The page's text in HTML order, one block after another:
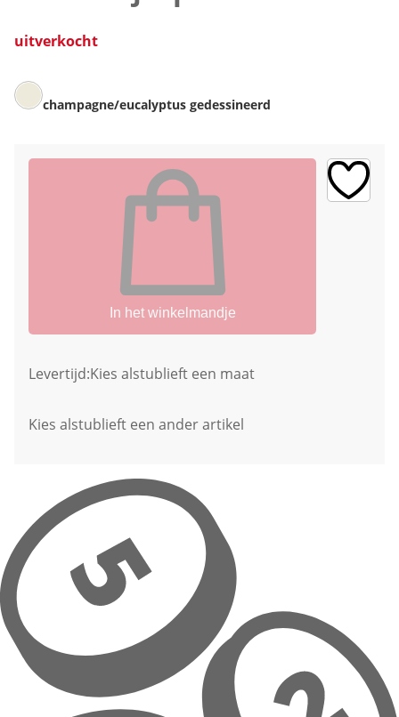
uitverkocht
champagne/eucalyptus gedessineerd
In het winkelmandje
Levertijd:Kies alstublieft een maat
Kies alstublieft een ander artikel